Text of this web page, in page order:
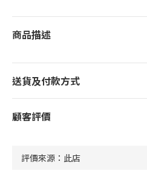
商品描述
送貨及付款方式
顧客評價